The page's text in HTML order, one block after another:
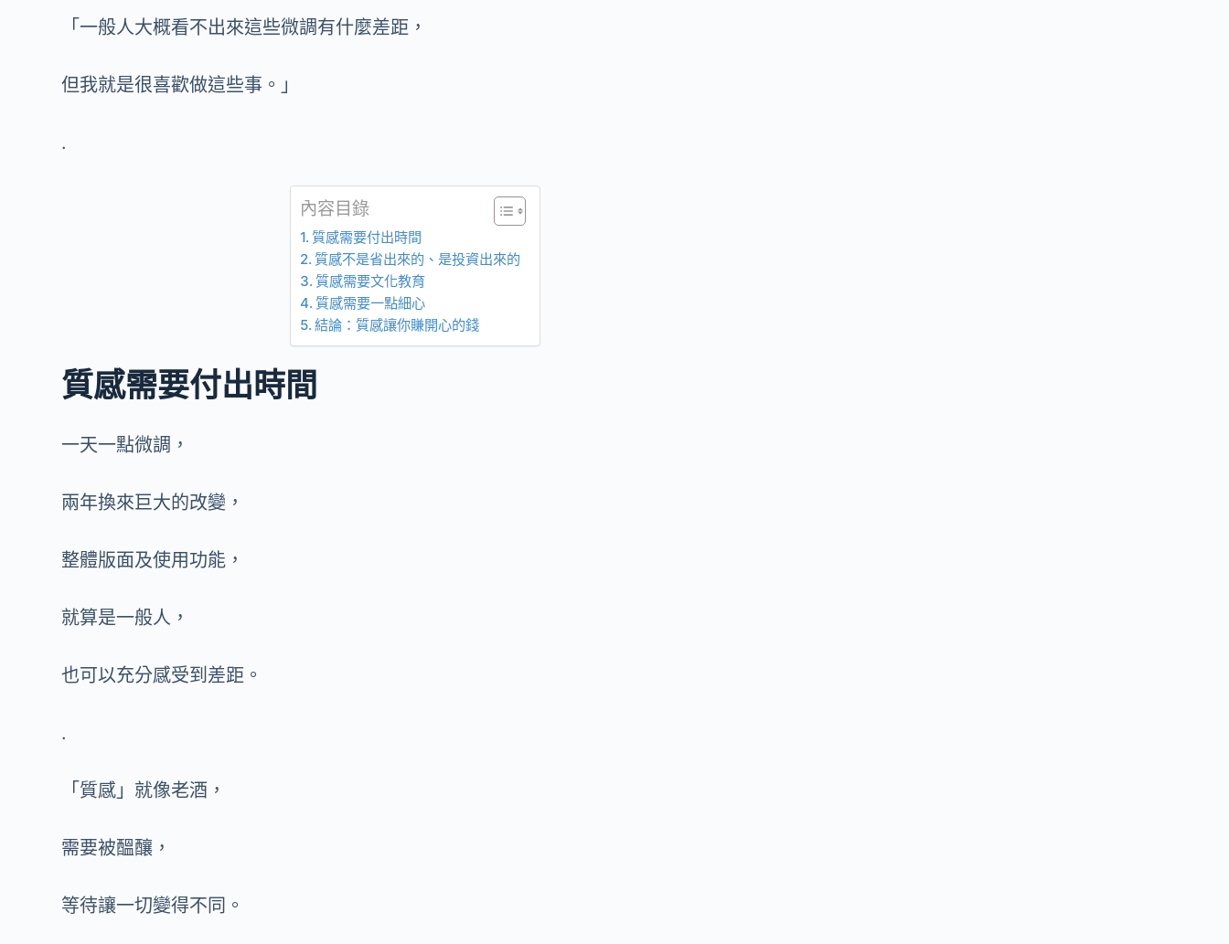
「一般人大概看不出來這些微調有什麼差距，
但我就是很喜歡做這些事。」
.
內容目錄
質感需要付出時間
質感不是省出來的、是投資出來的
質感需要文化教育
質感需要一點細心
結論：質感讓你賺開心的錢
質感需要付出時間
一天一點微調，
兩年換來巨大的改變，
整體版面及使用功能，
就算是一般人，
也可以充分感受到差距。
.
「質感」就像老酒，
需要被醞釀，
等待讓一切變得不同。